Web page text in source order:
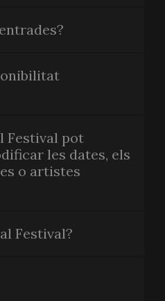
Festival pot
les dates, els
o artistes
Festival?